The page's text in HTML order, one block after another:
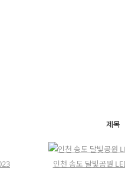
제목
인천 송도 달빛공원